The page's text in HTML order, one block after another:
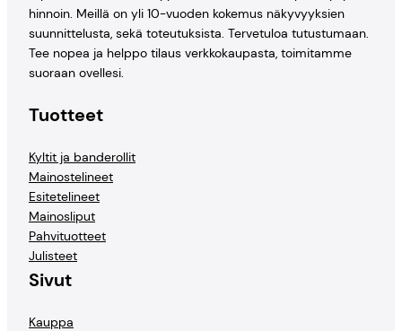
hinnoin. Meillä on yli 10-vuoden kokemus näkyvyyksien
suunnittelusta, sekä toteutuksista. Tervetuloa tutustumaan.
Tee nopea ja helppo tilaus verkkokaupasta, toimitamme
suoraan ovellesi.
Tuotteet
Kyltit ja banderollit
Mainostelineet
Esitetelineet
Mainosliput
Pahvituotteet
Julisteet
Sivut
Kauppa